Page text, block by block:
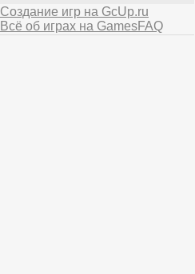
Создание игр на GcUp.ru
Всё об играх на GamesFAQ